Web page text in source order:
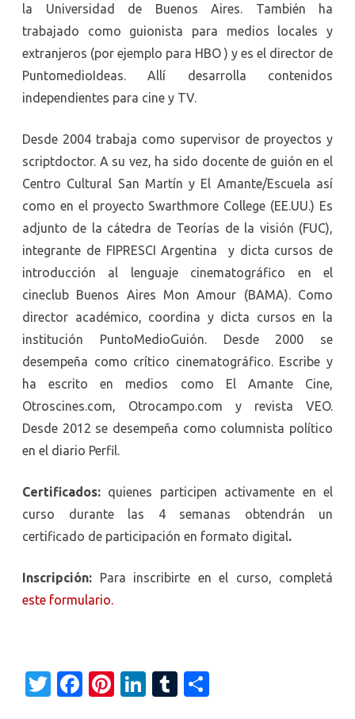
la Universidad de Buenos Aires. También ha
trabajado como guionista para medios locales y
extranjeros (por ejemplo para HBO ) y es el director de
PuntomedioIdeas. Allí desarrolla contenidos
independientes para cine y TV.
Desde 2004 trabaja como supervisor de proyectos y
scriptdoctor. A su vez, ha sido docente de guión en el
Centro Cultural San Martín y El Amante/Escuela así
como en el proyecto Swarthmore College (EE.UU.) Es
adjunto de la cátedra de Teorías de la visión (FUC),
integrante de FIPRESCI Argentina y dicta cursos de
introducción al lenguaje cinematográfico en el
cineclub Buenos Aires Mon Amour (BAMA). Como
director académico, coordina y dicta cursos en la
institución PuntoMedioGuión. Desde 2000 se
desempeña como crítico cinematográfico. Escribe y
ha escrito en medios como El Amante Cine,
Otroscines.com, Otrocampo.com y revista VEO.
Desde 2012 se desempeña como columnista político
en el diario Perfil.
Certificados: quienes participen activamente en el
curso durante las 4 semanas obtendrán un
certificado de participación en formato digital.
Inscripción: Para inscribirte en el curso, completá
este formulario.
T
Fa
Pi
Li
T